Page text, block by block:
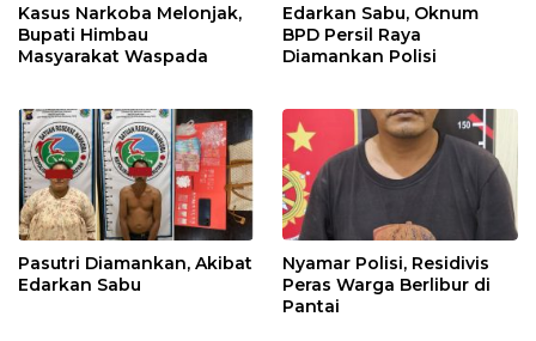
Kasus Narkoba Melonjak,
Bupati Himbau
Masyarakat Waspada
Edarkan Sabu, Oknum
BPD Persil Raya
Diamankan Polisi
Pasutri Diamankan, Akibat
Edarkan Sabu
Nyamar Polisi, Residivis
Peras Warga Berlibur di
Pantai